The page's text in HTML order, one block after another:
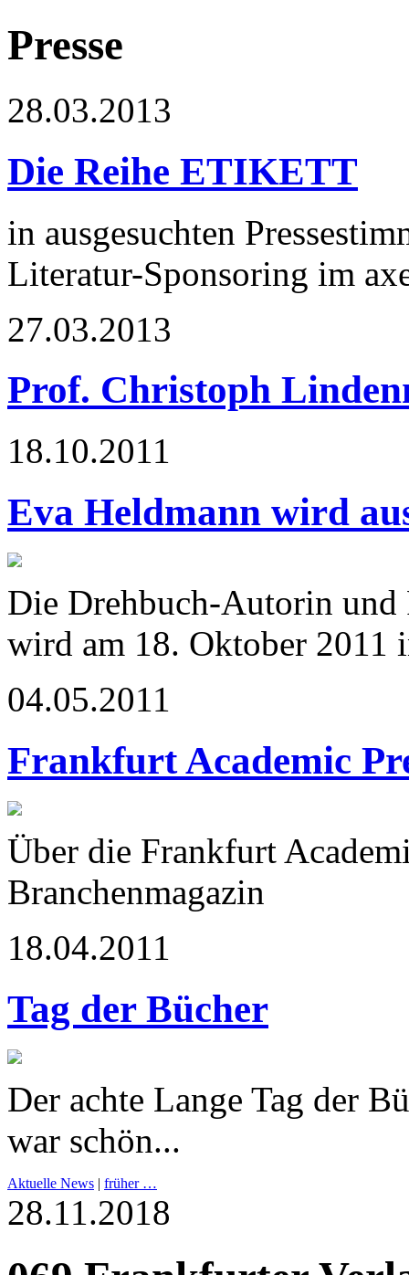
Presse
28.03.2013
Die Reihe ETIKETT
in ausgesuchten
Literatur-Sponsoring im
27.03.2013
Prof. Christoph
18.10.2011
Eva Heldmann wird
Die Drehbuch-Autorin und
wird am 18. Oktober 2011
04.05.2011
Frankfurt Academic
Über die Frankfurt
Branchenmagazin
18.04.2011
Tag der Bücher
Der achte Lange Tag der
war schön...
Aktuelle News | früher …
28.11.2018